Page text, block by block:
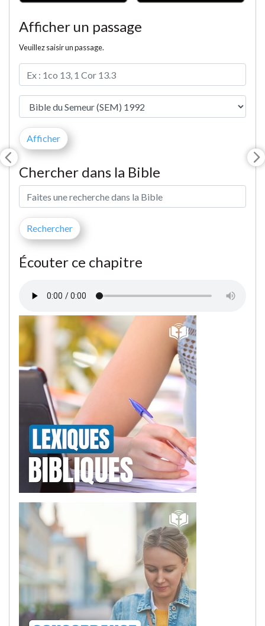
Afficher un passage
Veuillez saisir un passage.
Chercher dans la Bible
Écouter ce chapitre